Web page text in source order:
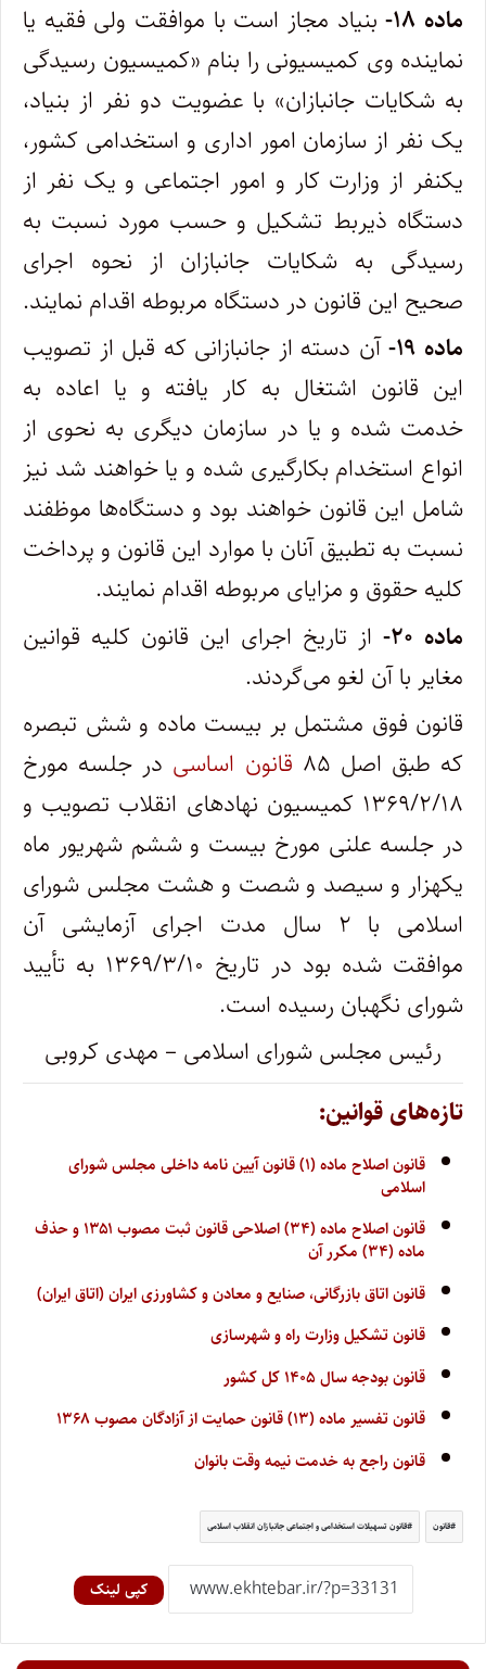
ماده ۱۸-
بنیاد مجاز است با موافقت ولی فقیه یا
نماینده وی کمیسیونی را بنام «کمیسیون رسیدگی
به شکایات جانبازان» با عضویت دو نفر از بنیاد،
یک نفر از سازمان امور اداری و استخدامی کشور،
یکنفر از وزارت کار و امور اجتماعی و یک نفر از
دستگاه ذیربط تشکیل و حسب مورد نسبت به
رسیدگی به شکایات جانبازان از نحوه اجرای
صحیح این قانون در دستگاه مربوطه اقدام نمایند.
ماده ۱۹-
آن دسته از جانبازانی که قبل از تصویب
این قانون اشتغال به کار یافته و یا اعاده به
خدمت شده و یا در سازمان دیگری به نحوی از
انواع استخدام بکارگیری شده و یا خواهند شد نیز
شامل این قانون خواهند بود و دستگاه‌ها موظفند
نسبت به تطبیق آنان با موارد این قانون و پرداخت
کلیه حقوق و مزایای مربوطه اقدام نمایند.
ماده ۲۰-
از تاریخ اجرای این قانون کلیه قوانین
مغایر با آن لغو می‌گردند.
قانون فوق مشتمل بر بیست ماده و شش تبصره
که طبق اصل ۸۵
قانون اساسی در جلسه مورخ
۱۳۶۹/۲/۱۸ کمیسیون نهادهای انقلاب تصویب و
در جلسه علنی مورخ بیست و ششم شهریور ماه
یکهزار و سیصد و شصت و هشت مجلس شورای
اسلامی با ۲ سال مدت اجرای آزمایشی آن
موافقت شده بود در تاریخ ۱۳۶۹/۳/۱۰ به تأیید
شورای نگهبان رسیده است.
رئیس مجلس شورای اسلامی – مهدی کروبی
تازه‌های قوانین:
قانون اصلاح ماده (۱) قانون آیین نامه داخلی مجلس شورای
اسلامی
قانون اصلاح ماده (۳۴) اصلاحی قانون ثبت مصوب ۱۳۵۱ و حذف
ماده (۳۴) مکرر آن
قانون اتاق بازرگانی، صنایع و معادن و کشاورزی ایران (اتاق ایران)
قانون تشکیل وزارت راه و شهرسازی
قانون بودجه سال ۱۴۰۵ کل کشور
قانون تفسیر ماده (۱۳) قانون حمایت از آزادگان مصوب ۱۳۶۸
قانون راجع به خدمت نیمه وقت بانوان
قانون قانون تسهیلات استخدامی و اجتماعی جانبازان انقلاب اسلامی
کپی لینک